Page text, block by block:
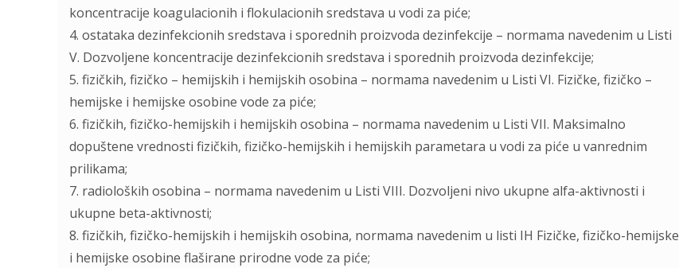
koncentracije koagulacionih i flokulacionih sredstava u vodi za piće;
4. ostataka dezinfekcionih sredstava i sporednih proizvoda dezinfekcije – normama navedenim u Listi
V. Dozvolјene koncentracije dezinfekcionih sredstava i sporednih proizvoda dezinfekcije;
5. fizičkih, fizičko – hemijskih i hemijskih osobina – normama navedenim u Listi VI. Fizičke, fizičko –
hemijske i hemijske osobine vode za piće;
6. fizičkih, fizičko-hemijskih i hemijskih osobina – normama navedenim u Listi VII. Maksimalno
dopuštene vrednosti fizičkih, fizičko-hemijskih i hemijskih parametara u vodi za piće u vanrednim
prilikama;
7. radioloških osobina – normama navedenim u Listi VIII. Dozvolјeni nivo ukupne alfa-aktivnosti i
ukupne beta-aktivnosti;
8. fizičkih, fizičko-hemijskih i hemijskih osobina, normama navedenim u listi IH Fizičke, fizičko-hemijske
i hemijske osobine flaširane prirodne vode za piće;